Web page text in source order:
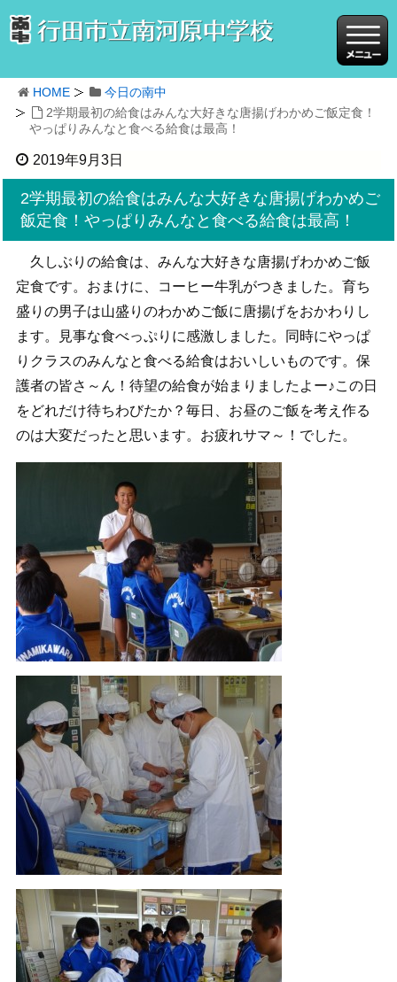
HOME
今日の南中
2学期最初の給食はみんな大好きな唐揚げわかめご飯定食！
やっぱりみんなと食べる給食は最高！
2019年9月3日
2学期最初の給食はみんな大好きな唐揚げわかめご
飯定食！やっぱりみんなと食べる給食は最高！
久しぶりの給食は、みんな大好きな唐揚げわかめご飯
定食です。おまけに、コーヒー牛乳がつきました。育ち
盛りの男子は山盛りのわかめご飯に唐揚げをおかわりし
ます。見事な食べっぷりに感激しました。同時にやっぱ
りクラスのみんなと食べる給食はおいしいものです。保
護者の皆さ～ん！待望の給食が始まりましたよー♪この日
をどれだけ待ちわびたか？毎日、お昼のご飯を考え作る
のは大変だったと思います。お疲れサマ～！でした。